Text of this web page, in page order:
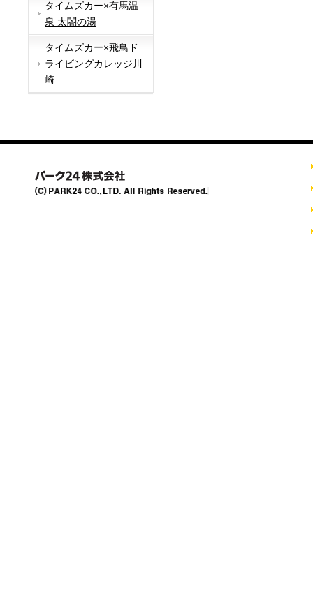
タイムズカー×有馬温
泉 太閤の湯
タイムズカー×飛鳥ド
ライビングカレッジ川
崎